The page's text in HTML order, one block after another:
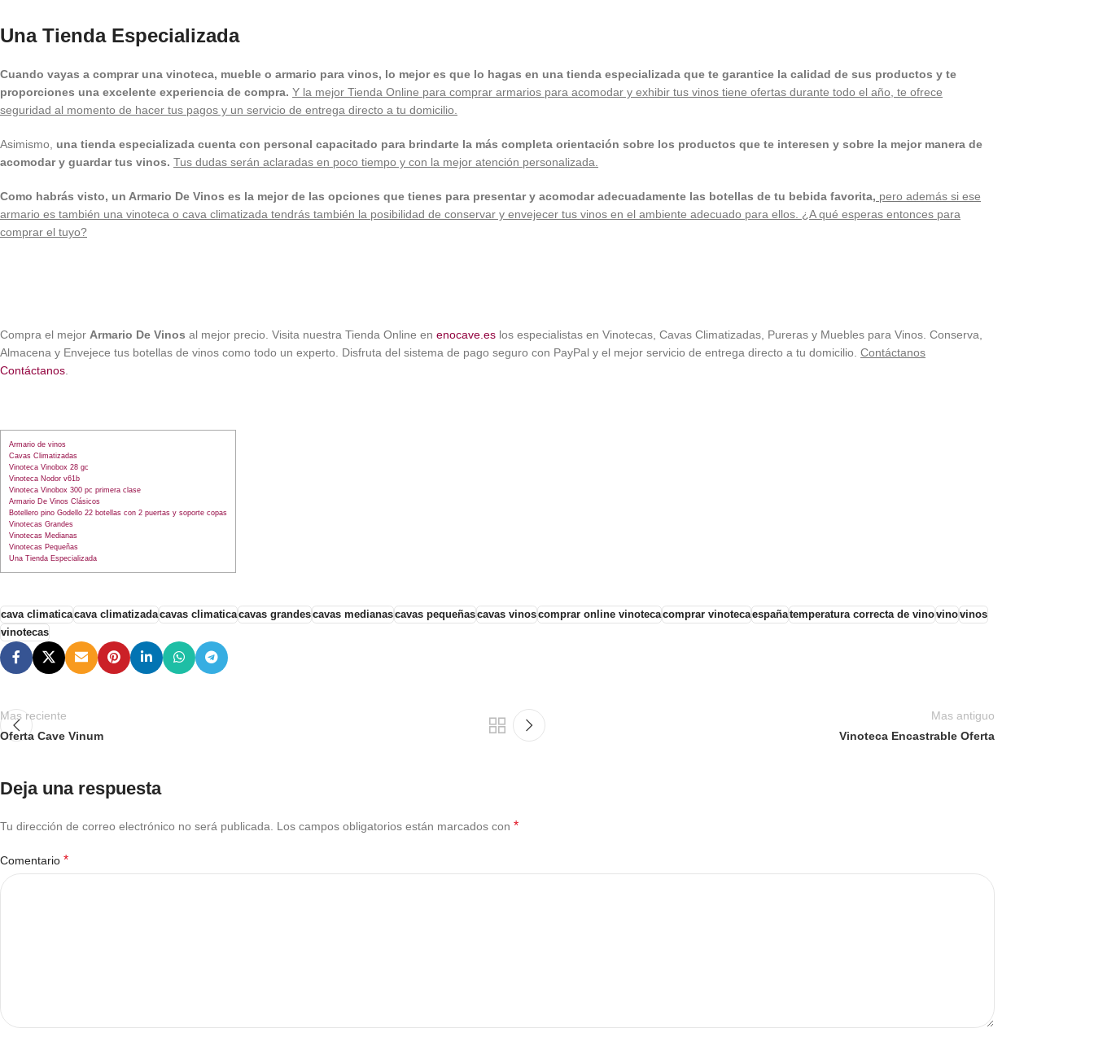
Una Tienda Especializada
Cuando vayas a comprar una vinoteca, mueble o armario para vinos, lo mejor es que lo hagas en una tienda especializada que te garantice la calidad de sus productos y te
proporciones una excelente experiencia de compra. Y la mejor Tienda Online para comprar armarios para acomodar y exhibir tus vinos tiene ofertas durante todo el año, te ofrece
seguridad al momento de hacer tus pagos y un servicio de entrega directo a tu domicilio.
Asimismo,
una tienda especializada cuenta con personal capacitado para brindarte la más completa orientación sobre los productos que te interesen y sobre la mejor manera de
acomodar y guardar tus vinos. Tus dudas serán aclaradas en poco tiempo y con la mejor atención personalizada.
Como habrás visto, un Armario De Vinos es la mejor de las opciones que tienes para presentar y acomodar adecuadamente las botellas de tu bebida favorita, pero además si ese
armario es también una vinoteca o cava climatizada tendrás también la posibilidad de conservar y envejecer tus vinos en el ambiente adecuado para ellos. ¿A qué esperas entonces para
comprar el tuyo?
Compra el mejor Armario De Vinos al mejor precio. Visita nuestra Tienda Online en enocave.es los especialistas en Vinotecas, Cavas Climatizadas, Pureras y Muebles para Vinos. Conserva,
Almacena y Envejece tus botellas de vinos como todo un experto. Disfruta del sistema de pago seguro con PayPal y el mejor servicio de entrega directo a tu domicilio. Contáctanos
Contáctanos
Armario de vinos
Cavas Climatizadas
Vinoteca Vinobox 28 gc
Vinoteca Nodor v61b
Vinoteca Vinobox 300 pc primera clase
Armario De Vinos Clásicos
Botellero pino Godello 22 botellas con 2 puertas y soporte copas
Vinotecas Grandes
Vinotecas Medianas
Vinotecas Pequeñas
Una Tienda Especializada
cava climaticacava climatizadacavas climaticacavas grandescavas medianascavas pequeñascavas vinoscomprar online vinotecacomprar vinotecaespañatemperatura correcta de vinovinovinos
vinotecas
Mas reciente
Oferta Cave Vinum
Mas antiguo
Vinoteca Encastrable Oferta
Deja una respuesta
Tu dirección de correo electrónico no será publicada. Los campos obligatorios están marcados con *
Comentario *